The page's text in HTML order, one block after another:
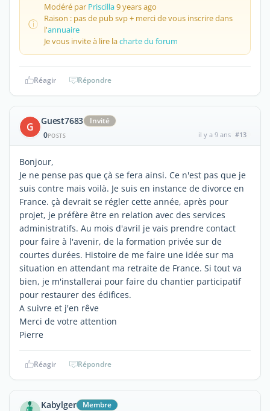
Modéré par Priscilla9 years ago
Raison : pas de pub svp + merci de vous inscrire dans
l'annuaire
Je vous invite à lire lacharte du forum
Réagir Répondre
G Guest7683
Invité
0POSTS il y a 9 ans #13
Bonjour,
Je ne pense pas que çà se fera ainsi. Ce n'est pas que je
suis contre mais voilà. Je suis en instance de divorce en
France. çà devrait se régler cette année, après pour
projet, je préfère être en relation avec des services
administratifs. Au mois d'avril je vais prendre contact
pour faire à l'avenir, de la formation privée sur de
courtes durées. Histoire de me faire une idée sur ma
situation en attendant ma retraite de France. Si tout va
bien, je m'installerai pour faire du chantier participatif
pour restaurer des édifices.
A suivre et j'en rêve
Merci de votre attention
Pierre
Réagir Répondre
Kabylger Membre